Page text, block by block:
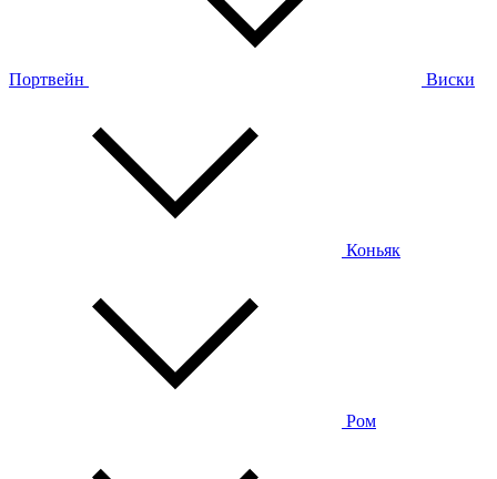
Портвейн Виски
Коньяк
Ром